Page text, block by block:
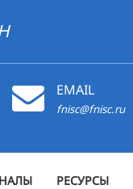
EMAIL
fnisc@fnisc.ru
РЕСУРСЫ